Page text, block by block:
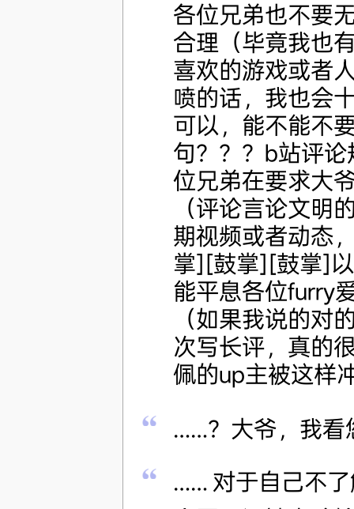
各位兄弟也不要
合理（毕竟我也
喜欢的游戏或者
喷的话，我也会
可以，能不能不
句？？？b站评
位兄弟在要求大
（评论言论文明
期视频或者动态
掌][鼓掌][鼓掌]
能平息各位furry
（如果我说的对
次写长评，真的
佩的up主被这样
……？大爷，我看
…… 对于自己不